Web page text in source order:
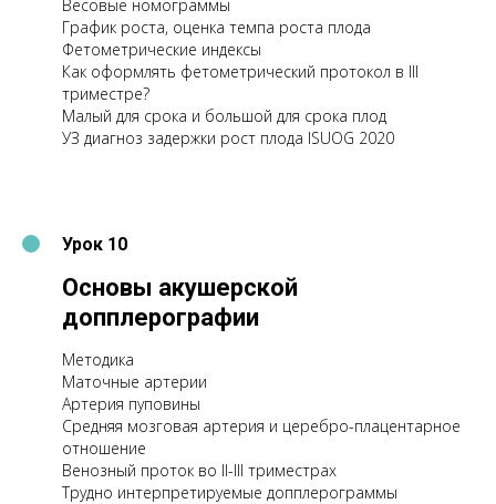
Весовые номограммы
График роста, оценка темпа роста плода
Фетометрические индексы
Как оформлять фетометрический протокол в III
триместре?
Малый для срока и большой для срока плод
УЗ диагноз задержки рост плода ISUOG 2020
Урок 10
Основы акушерской
допплерографии
Методика
Маточные артерии
Артерия пуповины
Средняя мозговая артерия и церебро-плацентарное
отношение
Венозный проток во II-III триместрах
Трудно интерпретируемые допплерограммы